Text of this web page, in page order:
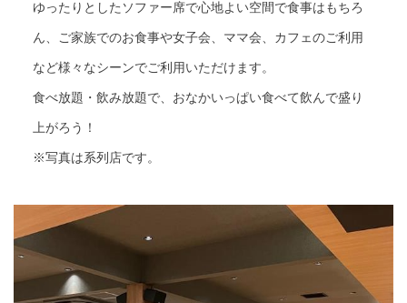
ゆったりとしたソファー席で心地よい空間で食事はもちろ
ん、ご家族でのお食事や女子会、ママ会、カフェのご利用
など様々なシーンでご利用いただけます。
食べ放題・飲み放題で、おなかいっぱい食べて飲んで盛り
上がろう！
※写真は系列店です。